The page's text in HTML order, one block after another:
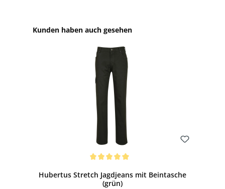
Produktgalerie überspringen
Kunden haben auch gesehen
Hubertus Stretch Jagdjeans mit Beintasche
(grün)